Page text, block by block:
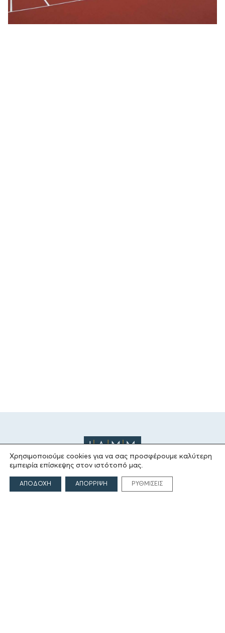
ΤΟ ΙΔΡΥΜΑ
Χρησιμοποιούμε cookies για να σας προσφέρουμε καλύτερη
εμπειρία επίσκεψης στον ιστότοπό μας.
ΑΠΟΔΟΧΗ ΑΠΟΡΡΙΨΗ ΡΥΘΜΙΣΕΙΣ